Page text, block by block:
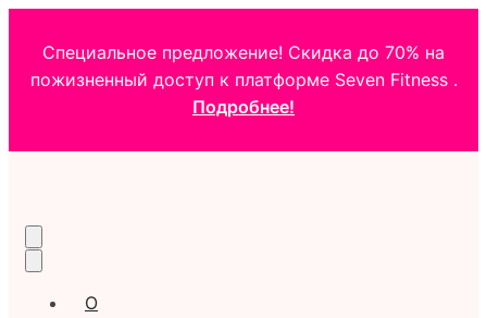
Специальное предложение! Скидка до 70% на
пожизненный доступ к платформе Seven Fitness .
Подробнее!
О